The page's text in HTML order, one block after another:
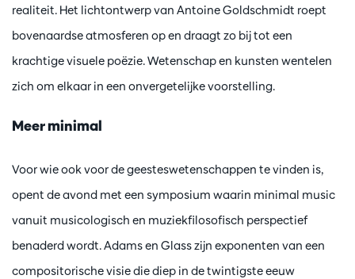
realiteit. Het lichtontwerp van Antoine Goldschmidt roept
bovenaardse atmosferen op en draagt zo bij tot een
krachtige visuele poëzie. Wetenschap en kunsten wentelen
zich om elkaar in een onvergetelijke voorstelling.
Meer minimal
Voor wie ook voor de geesteswetenschappen te vinden is,
opent de avond met een symposium waarin minimal music
vanuit musicologisch en muziekfilosofisch perspectief
benaderd wordt. Adams en Glass zijn exponenten van een
compositorische visie die diep in de twintigste eeuw